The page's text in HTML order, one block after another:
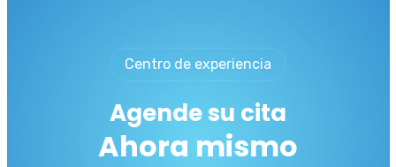
Centro de experiencia
Agende su cita
Ahora mismo